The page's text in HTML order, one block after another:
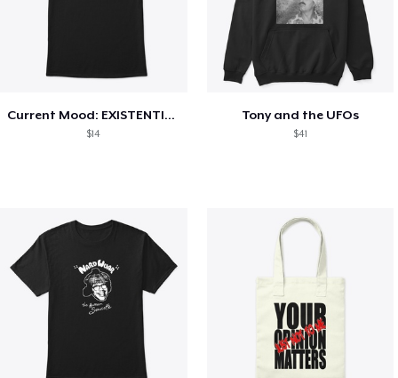
Current Mood: EXISTENTIAL CRISIS
$14
Tony and the UFOs
$41